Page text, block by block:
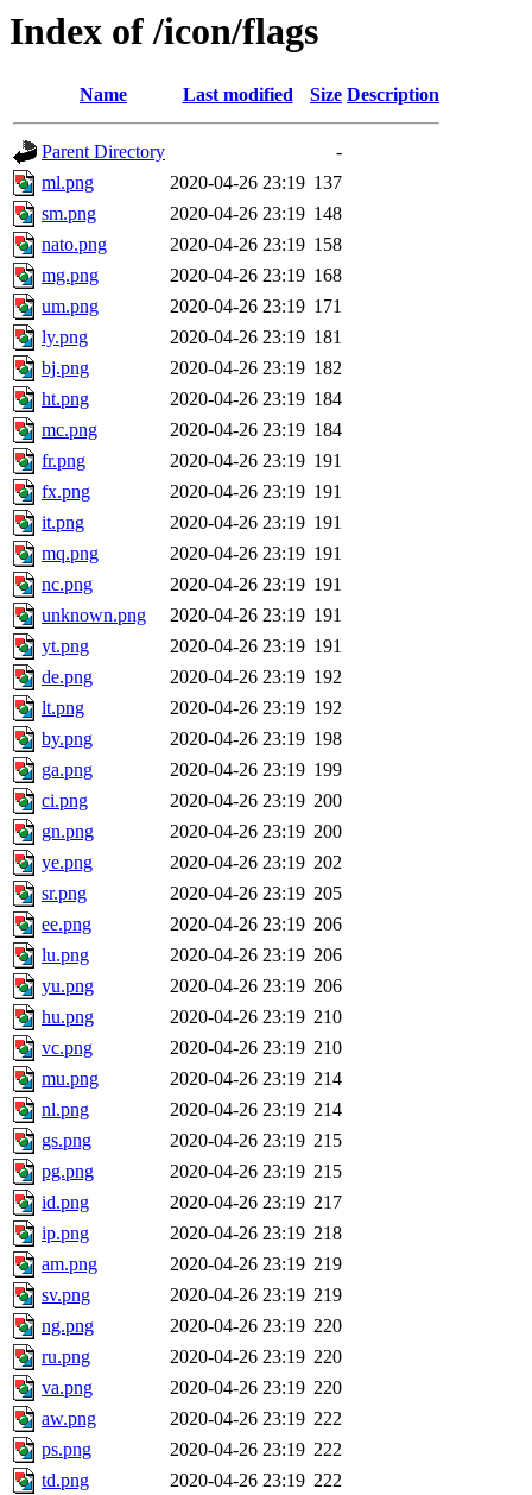
Index of /icon/flags
Name Last modified Size Description
Parent Directory
-
ml.png
2020-04-26 23:19 137
sm.png
2020-04-26 23:19 148
nato.png
2020-04-26 23:19 158
mg.png
2020-04-26 23:19 168
um.png
2020-04-26 23:19 171
ly.png
2020-04-26 23:19 181
bj.png
2020-04-26 23:19 182
ht.png
2020-04-26 23:19 184
mc.png
2020-04-26 23:19 184
fr.png
2020-04-26 23:19 191
fx.png
2020-04-26 23:19 191
it.png
2020-04-26 23:19 191
mq.png
2020-04-26 23:19 191
nc.png
2020-04-26 23:19 191
unknown.png
2020-04-26 23:19 191
yt.png
2020-04-26 23:19 191
de.png
2020-04-26 23:19 192
lt.png
2020-04-26 23:19 192
by.png
2020-04-26 23:19 198
ga.png
2020-04-26 23:19 199
ci.png
2020-04-26 23:19 200
gn.png
2020-04-26 23:19 200
ye.png
2020-04-26 23:19 202
sr.png
2020-04-26 23:19 205
ee.png
2020-04-26 23:19 206
lu.png
2020-04-26 23:19 206
yu.png
2020-04-26 23:19 206
hu.png
2020-04-26 23:19 210
vc.png
2020-04-26 23:19 210
mu.png
2020-04-26 23:19 214
nl.png
2020-04-26 23:19 214
gs.png
2020-04-26 23:19 215
pg.png
2020-04-26 23:19 215
id.png
2020-04-26 23:19 217
ip.png
2020-04-26 23:19 218
am.png
2020-04-26 23:19 219
sv.png
2020-04-26 23:19 219
ng.png
2020-04-26 23:19 220
ru.png
2020-04-26 23:19 220
va.png
2020-04-26 23:19 220
aw.png
2020-04-26 23:19 222
ps.png
2020-04-26 23:19 222
td.png
2020-04-26 23:19 222